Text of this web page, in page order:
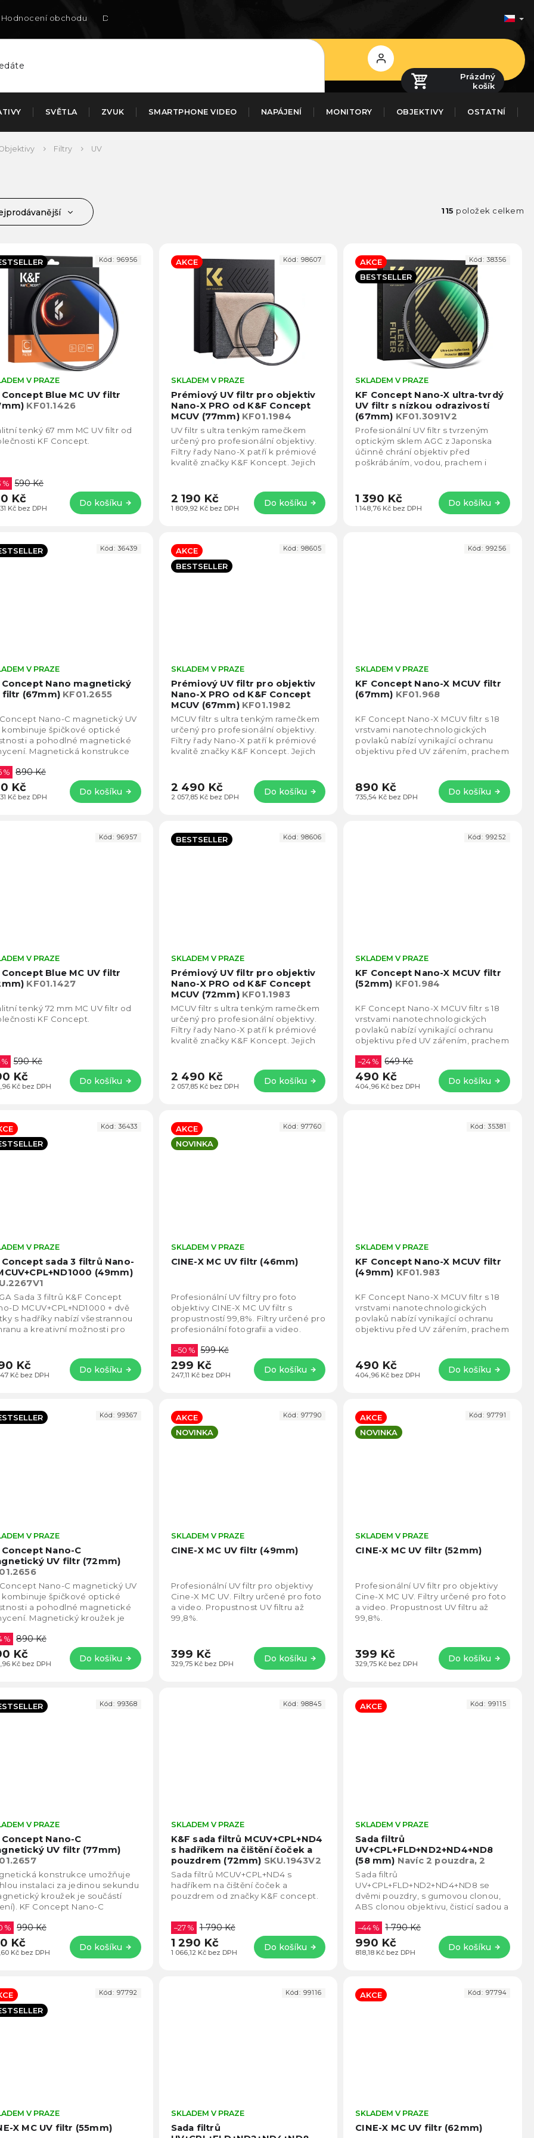
Hodnocení obchodu Doručení na SK
Přihlášení
Prázdný
košík
SVĚTLA ZVUK SMARTPHONE VIDEO NAPÁJENÍ MONITORY OBJEKTIVY OSTATNÍ
Filtry UV
115 položek celkem
Concept Blue MC UV filtr
KF01.1426
Průměrné
hodnocení
produktu
hvězdiček.
V PRAZE
Kč bez DPH
% 590 Kč
Kč Do košíku
tenký 67 mm MC UV filtr od
KF Concept.
Kód: 96956 AKCE
Prémiový UV filtr pro objektiv
Nano-X PRO od K&F Concept
MCUV (77mm) KF01.1984
Průměrné
hodnocení
produktu
hvězdiček.
SKLADEM V PRAZE
1 809,92 Kč bez DPH
2 190 Kč Do košíku
UV filtr s ultra tenkým ramečkem
určený pro profesionální objektivy.
Filtry řady Nano-X patří k prémiové
kvalitě značky K&F Koncept. Jejich
Kód:98607
AKCE
BESTSELLER
KF Concept Nano-X ultra-tvrdý
UV filtr s nízkou odrazivostí
(67mm) KF01.3091V2
SKLADEM V PRAZE
1 148,76 Kč bez DPH
1 390 Kč Do košíku
Profesionální UV filtr s tvrzeným
optickým sklem AGC z Japonska
účinně chrání objektiv před
poškrábáním, vodou, prachem i
Kód:38356
Concept Nano magnetický
filtr (67mm) KF01.2655
Průměrné
hodnocení
produktu
hvězdiček.
V PRAZE
Kč bez DPH
% 890 Kč
Kč Do košíku
Nano-C magnetický UV
kombinuje špičkové optické
a pohodlné magnetické
Magnetická konstrukce
sekundu...
Kód:36439
AKCE
BESTSELLER
Prémiový UV filtr pro objektiv
Nano-X PRO od K&F Concept
MCUV (67mm) KF01.1982
Průměrné
hodnocení
produktu
hvězdiček.
SKLADEM V PRAZE
2 057,85 Kč bez DPH
2 490 Kč Do košíku
MCUV filtr s ultra tenkým ramečkem
určený pro profesionální objektivy.
Filtry řady Nano-X patří k prémiové
kvalitě značky K&F Koncept. Jejich
Kód:98605
KF Concept Nano-X MCUV filtr
(67mm) KF01.968
SKLADEM V PRAZE
735,54 Kč bez DPH
890 Kč Do košíku
KF Concept Nano-X MCUV filtr s 18
vrstvami nanotechnologických
povlaků nabízí vynikající ochranu
objektivu před UV zářením, prachem
Kód: 99256
Concept Blue MC UV filtr
KF01.1427
Průměrné
hodnocení
produktu
hvězdiček.
V PRAZE
Kč bez DPH
% 590 Kč
Kč Do košíku
tenký 72 mm MC UV filtr od
KF Concept.
Kód: 96957 BESTSELLER
Prémiový UV filtr pro objektiv
Nano-X PRO od K&F Concept
MCUV (72mm) KF01.1983
Průměrné
hodnocení
produktu
hvězdiček.
SKLADEM V PRAZE
2 057,85 Kč bez DPH
2 490 Kč Do košíku
MCUV filtr s ultra tenkým ramečkem
určený pro profesionální objektivy.
Filtry řady Nano-X patří k prémiové
kvalitě značky K&F Koncept. Jejich
Kód:98606
KF Concept Nano-X MCUV filtr
(52mm) KF01.984
SKLADEM V PRAZE
404,96 Kč bez DPH
–24 % 649 Kč
490 Kč Do košíku
KF Concept Nano-X MCUV filtr s 18
vrstvami nanotechnologických
povlaků nabízí vynikající ochranu
objektivu před UV zářením, prachem
čistotu a...
Kód: 99252
Concept sada 3 filtrů Nano-
(49mm)
Průměrné
hodnocení
hvězdiček.
V PRAZE
Kč bez DPH
Kč Do košíku
Sada 3 filtrů K&F Concept
D MCUV+CPL+ND1000 + dvě
s hadříky nabízí všestrannou
a kreativní možnosti pro
Kód:36433
AKCE
NOVINKA
CINE-X MC UV filtr (46mm)
Průměrné
hodnocení
produktu
hvězdiček.
SKLADEM V PRAZE
247,11 Kč bez DPH
–50 % 599 Kč
299 Kč Do košíku
Profesionální UV filtry pro foto
objektivy CINE-X MC UV filtr s
propustností 99,8%. Filtry určené pro
profesionální fotografii a video.
Kód:97760
KF Concept Nano-X MCUV filtr
(49mm) KF01.983
SKLADEM V PRAZE
404,96 Kč bez DPH
490 Kč Do košíku
KF Concept Nano-X MCUV filtr s 18
vrstvami nanotechnologických
povlaků nabízí vynikající ochranu
objektivu před UV zářením, prachem
Kód:35381
Concept Nano-C
UV filtr (72mm)
Průměrné
hodnocení
hvězdiček.
V PRAZE
Kč bez DPH
% 890 Kč
Kč Do košíku
Nano-C magnetický UV
kombinuje špičkové optické
a pohodlné magnetické
Magnetický kroužek je
Kód: 99367
AKCE
NOVINKA
CINE-X MC UV filtr (49mm)
Průměrné
hodnocení
hvězdiček.
SKLADEM V PRAZE
329,75 Kč bez DPH
399 Kč Do košíku
Profesionální UV filtr pro objektivy
Cine-X MC UV. Filtry určené pro foto
a video. Propustnost UV filtru až
99,8%.
Kód:97790
AKCE
NOVINKA
CINE-X MC UV filtr (52mm)
SKLADEM V PRAZE
329,75 Kč bez DPH
399 Kč Do košíku
Profesionální UV filtr pro objektivy
Cine-X MC UV. Filtry určené pro foto
a video. Propustnost UV filtru až
99,8%.
Kód: 97791
Concept Nano-C
UV filtr (77mm)
Průměrné
hodnocení
produktu
V PRAZE
Kč bez DPH
% 990 Kč
Kč Do košíku
konstrukce umožňuje
instalaci za jedinou sekundu
kroužek je součástí
KF Concept Nano-C
optické...
Kód: 99368
K&F sada filtrů MCUV+CPL+ND4
s hadříkem na čištění čoček a
pouzdrem (72mm) SKU.1943V2
Průměrné
hodnocení
produktu
hvězdiček.
SKLADEM V PRAZE
1 066,12 Kč bez DPH
–27 % 1 790 Kč
1 290 Kč Do košíku
Sada filtrů MCUV+CPL+ND4 s
hadříkem na čištění čoček a
pouzdrem od značky K&F concept.
Kód:98845 AKCE
Sada filtrů
UV+CPL+FLD+ND2+ND4+ND8
(58 mm) Navíc 2 pouzdra, 2
clony, krytka, útěrka
SKLADEM V PRAZE
818,18 Kč bez DPH
–44 % 1 790 Kč
990 Kč Do košíku
Sada filtrů
UV+CPL+FLD+ND2+ND4+ND8 se
dvěmi pouzdry, s gumovou clonou,
ABS clonou objektivu, čisticí sadou a
Kód: 99115
X MC UV filtr (55mm)
Průměrné
hodnocení
V PRAZE
Kód: 97792
Sada filtrů
Průměrné
hodnocení
SKLADEM V PRAZE
Kód:99116 AKCE
CINE-X MC UV filtr (62mm)
SKLADEM V PRAZE
Kód: 97794